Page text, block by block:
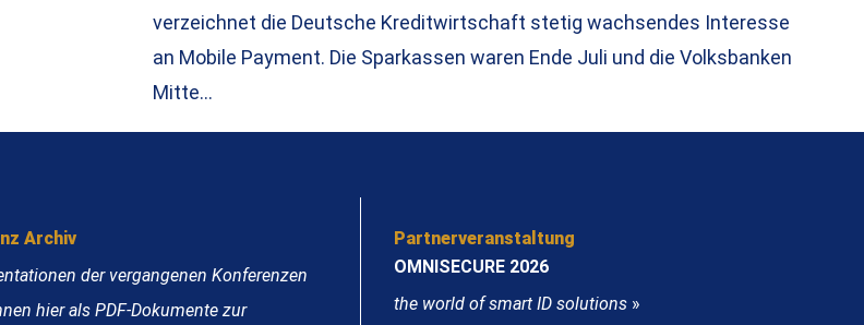
verzeichnet die Deutsche Kreditwirtschaft stetig wachsendes Interesse
an Mobile Payment. Die Sparkassen waren Ende Juli und die Volksbanken
Mitte…
Archiv
der vergangenen Konferenzen
hier als PDF-Dokumente zur
Partnerveranstaltung
OMNISECURE 2026
the world of smart ID solutions »